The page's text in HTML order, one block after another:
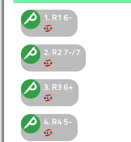
1. R1 6-
2. R2 7-/7
3. R3 6+
4. R4 5-